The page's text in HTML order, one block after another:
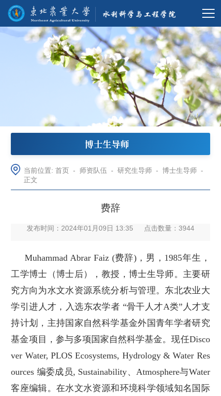
博士生导师
当前位置:首页 - 师资队伍 -研究生导师 -博士生导师 -
正文
费辞
发布时间：2024年01月09日 13:35 点击数量： 3944
Muhammad Abrar Faiz (费辞)，男，1985年生，
工学博士（博士后），教授，博士生导师。主要研
究方向为水文水资源系统分析与管理。东北农业大
学引进人才，入选东农学者 “骨干人才A类”人才支
持计划，主持国家自然科学基金外国青年学者研究
基金项目，参与多项国 家自然科学基金。现任Disco
ver Water, PLOS Ecosystems, Hydrology & Water Res
ources 编委成员, Sustainability、Atmosphere与Water
客座编辑。在水文水资源和环境科学领域知名国际